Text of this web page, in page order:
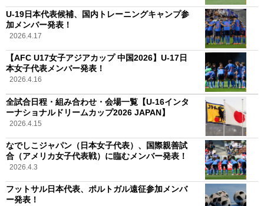
U-19日本代表候補、国内トレーニングキャンプ参
加メンバー発表！
2026.4.17
【AFC U17女子アジアカップ 中国2026】U-17日
本女子代表メンバー発表！
2026.4.16
全試合日程・組み合わせ・会場一覧【U-16インタ
ーナショナルドリームカップ2026 JAPAN】
2026.4.15
なでしこジャパン（日本女子代表）、国際親善試
合（アメリカ女子代表戦）に臨むメンバー発表！
2026.4.3
フットサル日本代表、ポルトガル遠征参加メンバ
ー発表！